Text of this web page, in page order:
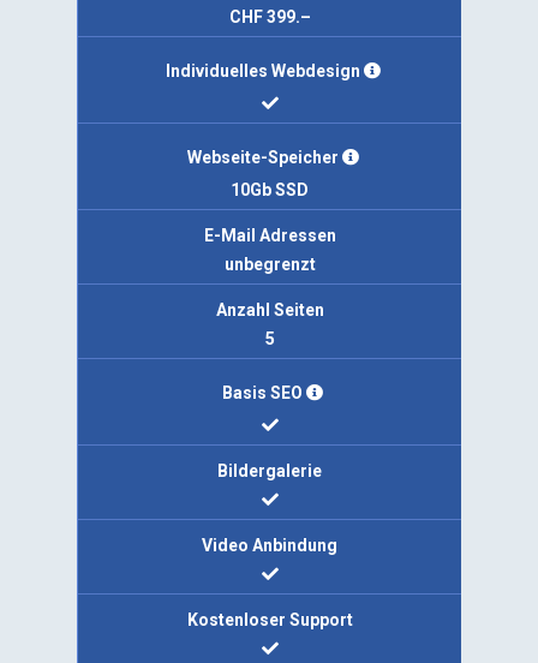
CHF 399.–
Individuelles Webdesign
Webseite-Speicher
10Gb SSD
E-Mail Adressen
unbegrenzt
Anzahl Seiten
5
Basis SEO
Bildergalerie
Video Anbindung
Kostenloser Support